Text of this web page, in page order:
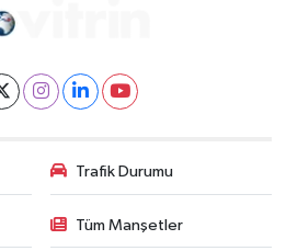
Trafik Durumu
Tüm Manşetler